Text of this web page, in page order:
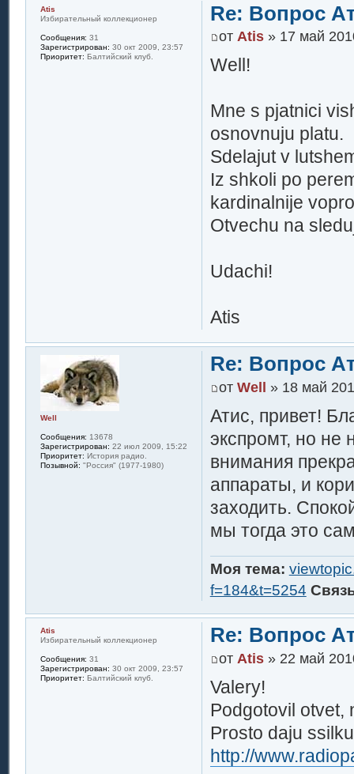
Re: Вопрос
от Atis» 17 май
Well!
Mne s pjatnici
osnovnuju platu.
Sdelajut v
Iz shkoli po
kardinalnije
Otvechu na
Udachi!
Atis
Atis
Избирательный коллекционер
Сообщения: 31
Зарегистрирован: 30 окт 2009, 23:57
Приоритет: Балтийский клуб.
Re: Вопрос
от Well » 18 май
Атис, привет!
экспромт, но не
внимания
аппараты, и
заходить.
мы тогда это
Моя тема:
f=184&t=5254
Well
Сообщения: 13678
Зарегистрирован: 22 июл 2009, 15:22
Приоритет: История радио.
Позывной: "Россия" (1977-1980)
Re: Вопрос
от Atis» 22 май
Valery!
Podgotovil otvet,
Prosto daju
http://
Atis
Избирательный коллекционер
Сообщения: 31
Зарегистрирован: 30 окт 2009, 23:57
Приоритет: Балтийский клуб.